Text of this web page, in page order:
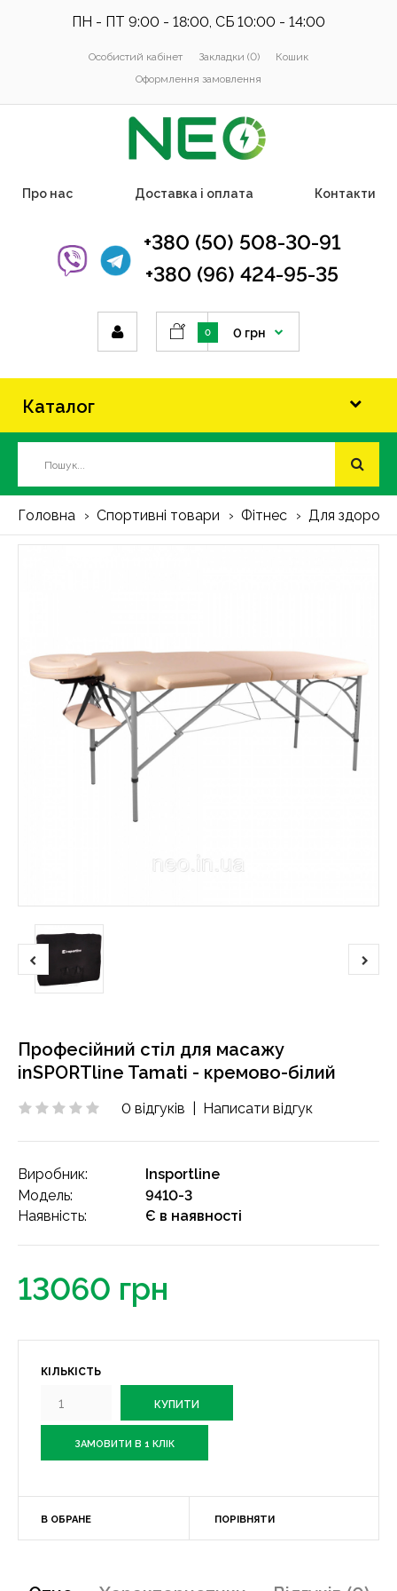
ПН - ПТ 9:00 - 18:00, СБ 10:00 - 14:00
Особистий кабінет Закладки (0)
Кошик
Оформлення замовлення
Про нас Доставка і оплата Контакти
+380 (50) 508-30-91
+380 (96) 424-95-35
0 0 грн
Каталог
Головна Спортивні товари Фітнес Для здоров'я
Професійний стіл для масажу
inSPORTline Tamati - кремово-білий
0 відгуків Написати відгук
Виробник:
Insportline
Модель:
9410-3
Наявність:
Є в наявності
13060 грн
КІЛЬКІСТЬ
ЗАМОВИТИ В 1 КЛІК
В ОБРАНЕ ПОРІВНЯТИ